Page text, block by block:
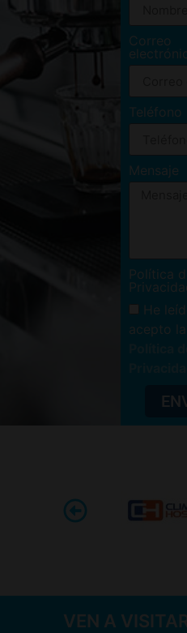
Correo
Teléfono
Mensaje
Política
He
acepto la
VEN A